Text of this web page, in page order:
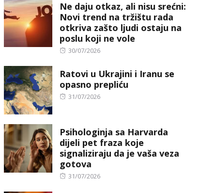
Ne daju otkaz, ali nisu srećni:
Novi trend na tržištu rada
otkriva zašto ljudi ostaju na
poslu koji ne vole
Posted
30/07/2026
Ratovi u Ukrajini i Iranu se
opasno prepliću
Posted
31/07/2026
Psihologinja sa Harvarda
dijeli pet fraza koje
signaliziraju da je vaša veza
gotova
Posted
31/07/2026